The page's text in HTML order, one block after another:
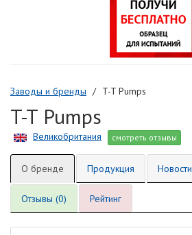
Заводы и бренды T-T Pumps
T-T Pumps
Великобритания смотреть отзывы
О бренде Продукция Новости
Отзывы (0) Рейтинг